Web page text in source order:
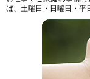
ば、土曜日・日曜日・平